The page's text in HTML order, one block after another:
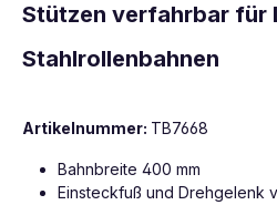
Stützen verfahrbar für
Stahlrollenbahnen
Artikelnummer: TB7668
Bahnbreite 400 mm
Einsteckfuß und Drehgelenk